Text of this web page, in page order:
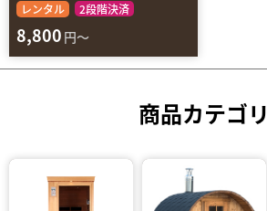
レンタル 2段階決済
8,800 円～
商品カテゴリ